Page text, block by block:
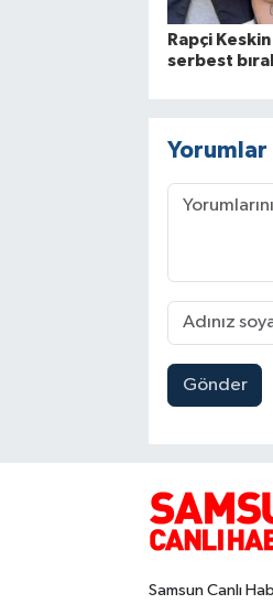
Rapçi
serbest
Yorumlar
Gönder
Samsun Canlı